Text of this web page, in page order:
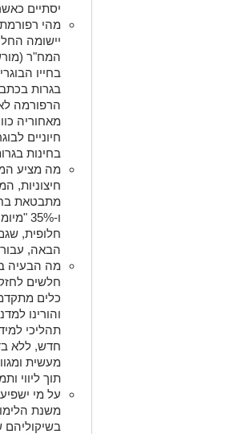
יסתיים
מהי
יישומה
המח"ר
בחייו
בגרות
הרפורמה
מאחוריה
חיוניים
בחינות
חיצוניות,
חלופית,
הבאה,
מה הבעיה
חלשים
כלים
והורינו
תהליכי
חדש, ללא
מעשית
תוך ליווי
על מי
משנת
בשיקוליהם